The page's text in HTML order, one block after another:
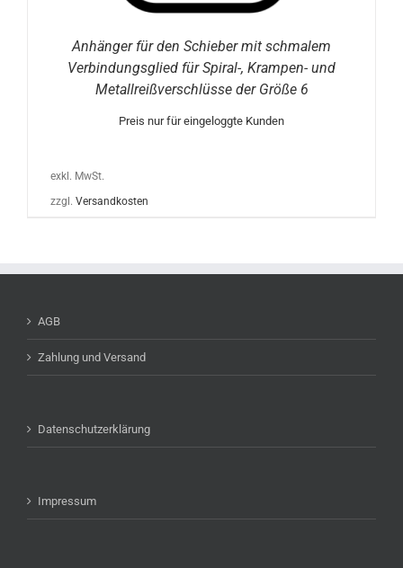
Anhänger für den Schieber mit schmalem
Verbindungsglied für Spiral-, Krampen- und
Metallreißverschlüsse der Größe 6
Preis nur für eingeloggte Kunden
exkl. MwSt.
zzgl. Versandkosten
AGB
Zahlung und Versand
Datenschutzerklärung
Impressum